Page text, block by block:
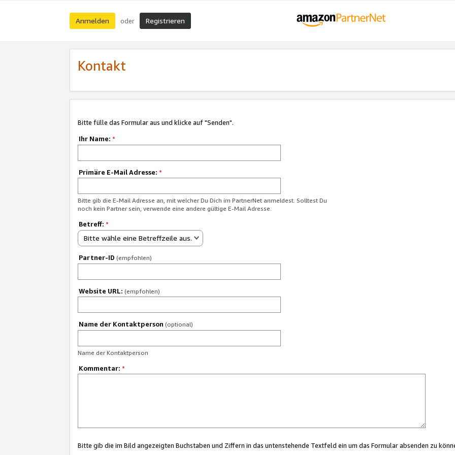
Anmelden oder Registrieren
Kontakt
Bitte fülle das Formular aus und klicke auf "Senden".
Ihr Name: *
Primäre E-Mail Adresse: *
Bitte gib die E-Mail Adresse an, mit welcher Du Dich im PartnerNet anmeldest. Solltest Du
noch kein Partner sein, verwende eine andere gültige E-Mail Adresse.
Betreff: *
Bitte wähle eine Betreffzeile aus.
Partner-ID (empfohlen)
Website URL: (empfohlen)
Name der Kontaktperson (optional)
Name der Kontaktperson
Kommentar: *
Bitte gib die im Bild angezeigten Buchstaben und Ziffern in das untenstehende Textfeld ein um das Formular absenden zu